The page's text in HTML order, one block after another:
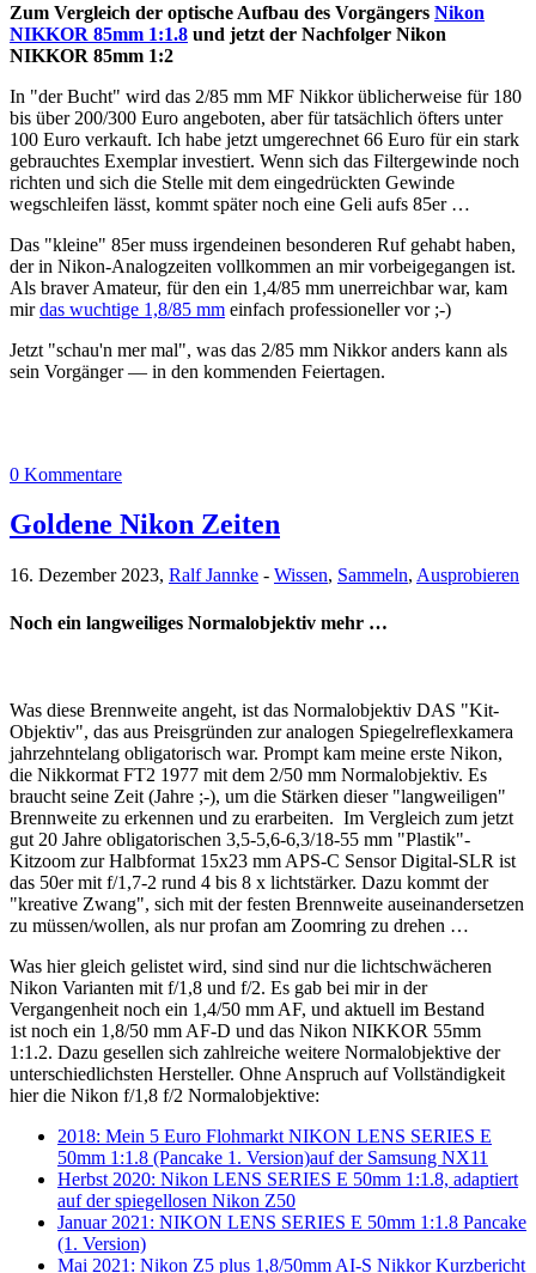
Zum Vergleich der optische Aufbau des Vorgängers Nikon
NIKKOR 85mm 1:1.8 und jetzt der Nachfolger Nikon
NIKKOR 85mm 1:2
In "der Bucht" wird das 2/85 mm MF Nikkor üblicherweise für 180
bis über 200/300 Euro angeboten, aber für tatsächlich öfters unter
100 Euro verkauft. Ich habe jetzt umgerechnet 66 Euro für ein stark
gebrauchtes Exemplar investiert. Wenn sich das Filtergewinde noch
richten und sich die Stelle mit dem eingedrückten Gewinde
wegschleifen lässt, kommt später noch eine Geli aufs 85er …
Das "kleine" 85er muss irgendeinen besonderen Ruf gehabt haben,
der in Nikon-Analogzeiten vollkommen an mir vorbeigegangen ist.
Als braver Amateur, für den ein 1,4/85 mm unerreichbar war, kam
mirdas wuchtige 1,8/85 mm einfach professioneller vor ;-)
Jetzt "schau'n mer mal", was das 2/85 mm Nikkor anders kann als
sein Vorgänger — in den kommenden Feiertagen.
0 Kommentare
Goldene Nikon Zeiten
16. Dezember 2023, Ralf Jannke - Wissen, Sammeln, Ausprobieren
Noch ein langweiliges Normalobjektiv mehr …
Was diese Brennweite angeht, ist das Normalobjektiv DAS "Kit-
Objektiv", das aus Preisgründen zur analogen Spiegelreflexkamera
jahrzehntelang obligatorisch war. Prompt kam meine erste Nikon,
die Nikkormat FT2 1977 mit dem 2/50 mm Normalobjektiv. Es
braucht seine Zeit (Jahre ;-), um die Stärken dieser "langweiligen"
Brennweite zu erkennen und zu erarbeiten. Im Vergleich zum jetzt
gut 20 Jahre obligatorischen 3,5-5,6-6,3/18-55 mm "Plastik"-
Kitzoom zur Halbformat 15x23 mm APS-C Sensor Digital-SLR ist
das 50er mit f/1,7-2 rund 4 bis 8 x lichtstärker. Dazu kommt der
"kreative Zwang", sich mit der festen Brennweite auseinandersetzen
zu müssen/wollen, als nur profan am Zoomring zu drehen …
Was hier gleich gelistet wird, sind sind nur die lichtschwächeren
Nikon Varianten mit f/1,8 und f/2. Es gab bei mir in der
Vergangenheit noch ein 1,4/50 mm AF, und aktuell im Bestand
ist noch ein 1,8/50 mm AF-D und das Nikon NIKKOR 55mm
1:1.2. Dazu gesellen sich zahlreiche weitere Normalobjektive der
unterschiedlichsten Hersteller. Ohne Anspruch auf Vollständigkeit
hier die Nikon f/1,8 f/2 Normalobjektive:
2018: Mein 5 Euro Flohmarkt NIKON LENS SERIES E
50mm 1:1.8 (Pancake 1. Version)auf der Samsung NX11
Herbst 2020: Nikon LENS SERIES E 50mm 1:1.8, adaptiert
auf der spiegellosen Nikon Z50
Januar 2021: NIKON LENS SERIES E 50mm 1:1.8 Pancake
(1. Version)
Mai 2021: Nikon Z5 plus 1,8/50mm AI-S Nikkor Kurzbericht